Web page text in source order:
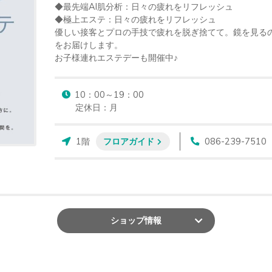
◆最先端AI肌分析：日々の疲れをリフレッシュ
◆極上エステ：日々の疲れをリフレッシュ
優しい接客とプロの手技で疲れを脱ぎ捨てて。鏡を見
をお届けします。
お子様連れエステデーも開催中♪
10：00～19：00
定休日：月
1階 フロアガイド 086-239-7510
ショップ情報